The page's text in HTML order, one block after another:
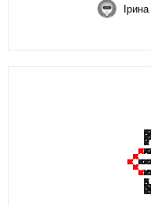
Ірина